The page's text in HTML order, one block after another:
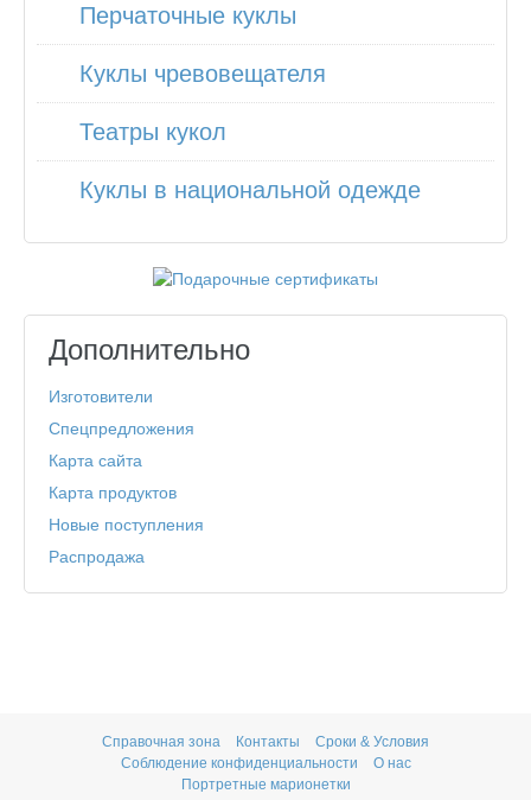
Перчаточные куклы
Куклы чревовещателя
Театры кукол
Куклы в национальной одежде
Дополнительно
Изготовители
Спецпредложения
Карта сайта
Карта продуктов
Новые поступления
Распродажа
Справочная зона Контакты
Сроки & Условия
Соблюдение конфиденциальности
О нас
Портретные марионетки